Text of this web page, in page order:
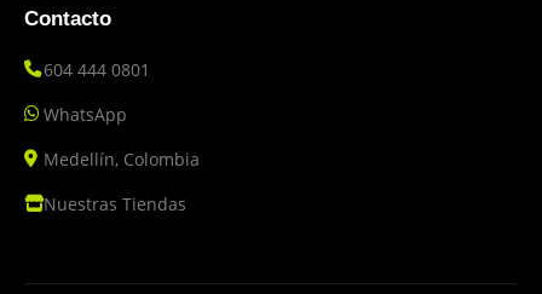
Contacto
604 444 0801
WhatsApp
Medellín, Colombia
Nuestras Tiendas